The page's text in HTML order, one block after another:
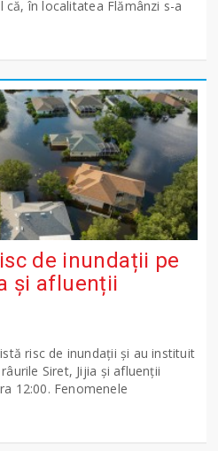
în localitatea Flămânzi s-a
de inundații pe
și afluenții
risc de inundații și au instituit
Siret, Jijia și afluenții
12:00. Fenomenele